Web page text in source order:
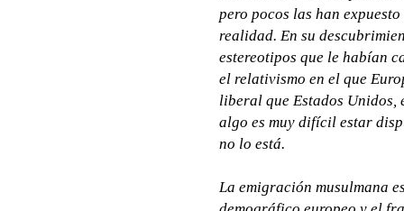
pero pocos las han
realidad. En su
estereotipos que le habían
el relativismo en el que
liberal que Estados Unidos,
algo es muy difícil estar
no lo está.
La emigración musulmana